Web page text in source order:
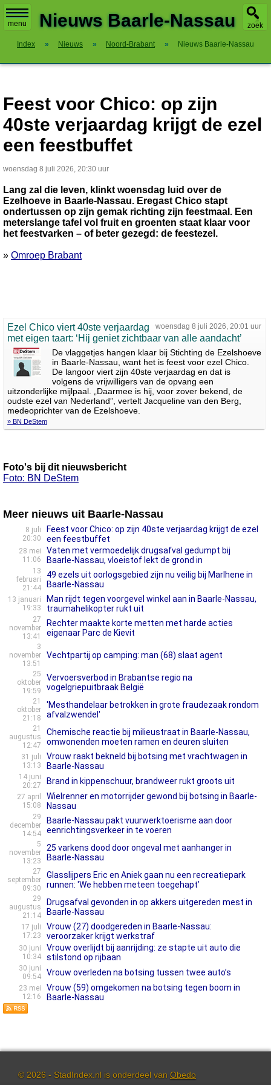
menu zoek
Nieuws Baarle-Nassau
Index » Nieuws » Noord-Brabant » Nieuws Baarle-Nassau
Feest voor Chico: op zijn
40ste verjaardag krijgt de ezel
een feestbuffet
woensdag 8 juli 2026, 20:30 uur
Lang zal die leven, klinkt woensdag luid over de
Ezelhoeve in Baarle-Nassau. Eregast Chico stapt
ondertussen op zijn gemak richting zijn feestmaal. Een
meterslange tafel vol fruit en groenten staat klaar voor
het feestvarken – of beter gezegd: de feestezel.
» Omroep Brabant
woensdag 8 juli 2026, 20:01 uur
Ezel Chico viert 40ste verjaardag
met eigen taart: ‘Hij geniet zichtbaar van alle aandacht’
De vlaggetjes hangen klaar bij Stichting de Ezelshoeve
in Baarle-Nassau, want het is feest voor ezel Chico.
De langoor viert zijn 40ste verjaardag en dat is
volgens de vrijwilligers van de opvang een
uitzonderlijke mijlpaal. „Daarmee is hij, voor zover bekend, de
oudste ezel van Nederland”, vertelt Jacqueline van den Berg,
medeoprichter van de Ezelshoeve.
» BN DeStem
Foto's bij dit nieuwsbericht
Foto: BN DeStem
Meer nieuws uit Baarle-Nassau
8 juli
20:30
Feest voor Chico: op zijn 40ste verjaardag krijgt de ezel
een feestbuffet
28 mei
11:06
Vaten met vermoedelijk drugsafval gedumpt bij
Baarle-Nassau, vloeistof lekt de grond in
13
februari
21:44
49 ezels uit oorlogsgebied zijn nu veilig bij Marlhene in
Baarle-Nassau
13 januari
19:33
Man rijdt tegen voorgevel winkel aan in Baarle-Nassau,
traumahelikopter rukt uit
27
november
13:41
Rechter maakte korte metten met harde acties
eigenaar Parc de Kievit
3
november
13:51
Vechtpartij op camping: man (68) slaat agent
25
oktober
19:59
Vervoersverbod in Brabantse regio na
vogelgriepuitbraak België
21
oktober
21:18
'Mesthandelaar betrokken in grote fraudezaak rondom
afvalzwendel'
21
augustus
12:47
Chemische reactie bij milieustraat in Baarle-Nassau,
omwonenden moeten ramen en deuren sluiten
31 juli
13:13
Vrouw raakt bekneld bij botsing met vrachtwagen in
Baarle-Nassau
14 juni
20:27
Brand in kippenschuur, brandweer rukt groots uit
27 april
15:08
Wielrenner en motorrijder gewond bij botsing in Baarle-
Nassau
29
december
14:54
Baarle-Nassau pakt vuurwerktoerisme aan door
eenrichtingsverkeer in te voeren
5
november
13:23
25 varkens dood door ongeval met aanhanger in
Baarle-Nassau
27
september
09:30
Glasslijpers Eric en Aniek gaan nu een recreatiepark
runnen: 'We hebben meteen toegehapt’
29
augustus
21:14
Drugsafval gevonden in op akkers uitgereden mest in
Baarle-Nassau
17 juli
17:23
Vrouw (27) doodgereden in Baarle-Nassau:
veroorzaker krijgt werkstraf
30 juni
10:34
Vrouw overlijdt bij aanrijding: ze stapte uit auto die
stilstond op rijbaan
30 juni
09:54
Vrouw overleden na botsing tussen twee auto’s
23 mei
12:16
Vrouw (59) omgekomen na botsing tegen boom in
Baarle-Nassau
© 2026 - StadIndex.nl is onderdeel van Obedo